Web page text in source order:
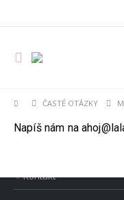
ČASTÉ OTÁZKY
Napíš nám na
INFORMAČNÉ MENU
Reklama
Podmienky používania
Kontakt